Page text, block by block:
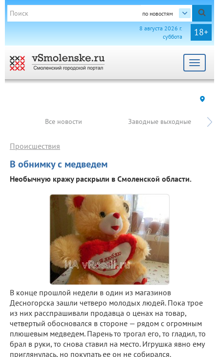
по новостям
18+
8 августа 2026 г.
суббота
Toggle
Все новости Заводные выходные
В обнимку с медведем
Происшествия
Необычную кражу раскрыли в Смоленской области.
В конце прошлой недели в один из магазинов
Десногорска зашли четверо молодых людей. Пока трое
из них расспрашивали продавца о ценах на товар,
четвертый обосновался в стороне — рядом с огромным
плюшевым медведем. Парень то трогал его, то гладил, то
брал в руки, то снова ставил на место. Игрушка явно ему
приглянулась, но покупать ее он не собирался.